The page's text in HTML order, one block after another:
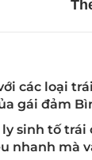
các loại
gái đảm
sinh tố trái
nhanh mà